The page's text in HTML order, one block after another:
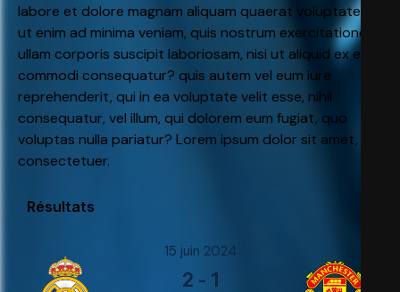
labore et dolore magnam aliquam quaerat voluptatem.
ut enim ad minima veniam, quis nostrum exercitationem
ullam corporis suscipit laboriosam, nisi ut aliquid ex ea
commodi consequatur? quis autem vel eum iure
reprehenderit, qui in ea voluptate velit esse, nihil
consequatur, vel illum, qui dolorem eum fugiat, quo
voluptas nulla pariatur? Lorem ipsum dolor sit amet,
consectetuer.
Résultats
15 juin 2024
2 - 1